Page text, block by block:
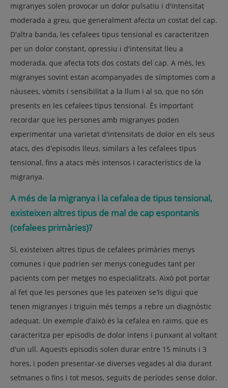
migranyes solen provocar un dolor pulsatiu i d'intensitat
moderada a greu, que generalment afecta un costat del cap.
D'altra banda, les cefalees tipus tensional es caracteritzen
per un dolor constant, opressiu i d'intensitat lleu a
moderada, que afecta tots dos costats del cap. A més, les
migranyes sovint estan acompanyades de símptomes com a
nàusees, vòmits i sensibilitat a la llum i al so, que no són
presents en les cefalees tipus tensional. És important
recordar que les persones amb migranyes poden
experimentar una varietat d'intensitats de dolor en els seus
atacs, des d'episodis lleus, similars a les cefalees tipus
tensional, fins a atacs més intensos i característics de la
migranya.
A més de la migranya i la cefalea de tipus tensional,
existeixen altres tipus de mal de cap espontanis
(cefalees primàries)?
Sí, existeixen altres tipus de cefalees primàries menys
comunes i que podrien ser menys conegudes tant per
pacients com per metges no especialitzats. Això pot portar
al fet que les persones que les pateixen se'ls digui que
tenen migranyes i triguin més temps a rebre un diagnòstic
adequat. Un exemple d'això és la cefalea en raïms, que es
caracteritza per episodis de dolor intens i punxant al voltant
d'un ull. Aquests episodis solen durar entre 15 minuts i 3
hores, i poden presentar-se diverses vegades al dia durant
setmanes o fins i tot mesos, seguits de períodes sense dolor.